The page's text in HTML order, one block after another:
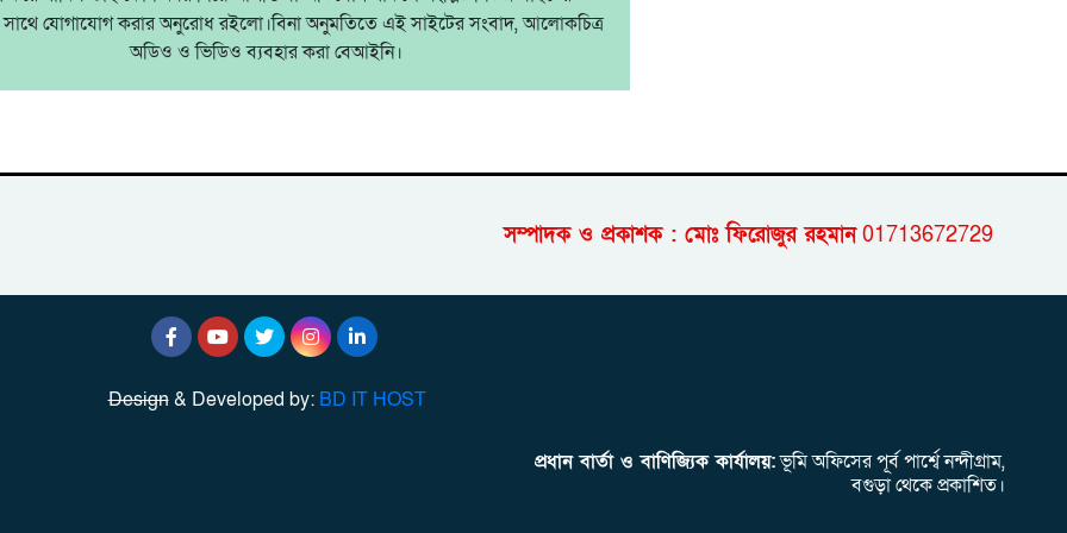
সাথে যোগাযোগ করার অনুরোধ রইলো।বিনা অনুমতিতে এই সাইটের সংবাদ, আলোকচিত্র
অডিও ও ভিডিও ব্যবহার করা বেআইনি।
সম্পাদক ও প্রকাশক : মোঃ ফিরোজুর রহমান01713672729
Design& Developed by: BD IT HOST
প্রধান বার্তা ও বাণিজ্যিক কার্যালয়:ভূমি অফিসের পূর্ব পার্শ্বে নন্দীগ্রাম,
বগুড়া থেকে প্রকাশিত।